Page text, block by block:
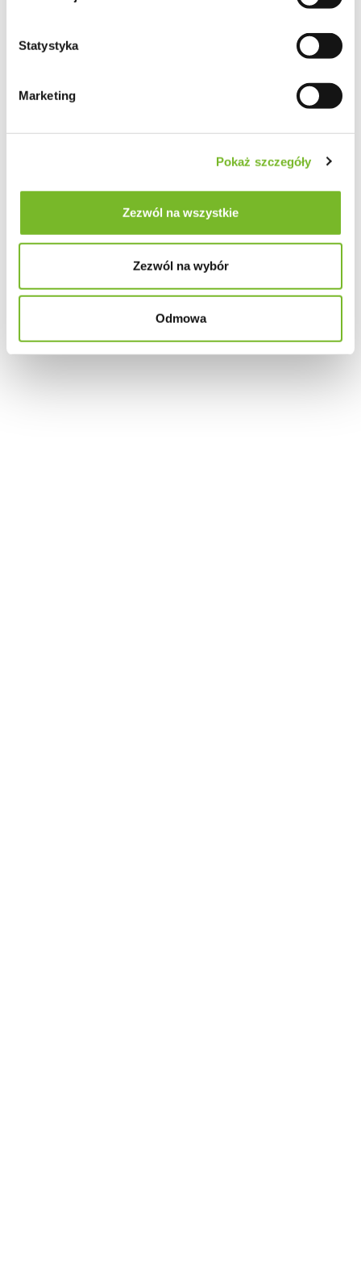
Statystyka
Marketing
Pokaż szczegóły
Zezwól na wszystkie
Zezwól na wybór
Odmowa